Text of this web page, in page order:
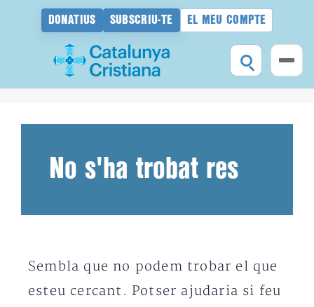
DONATIUS SUBSCRIU-TE EL MEU COMPTE
No s'ha trobat res
Sembla que no podem trobar el que
esteu cercant. Potser ajudaria si feu